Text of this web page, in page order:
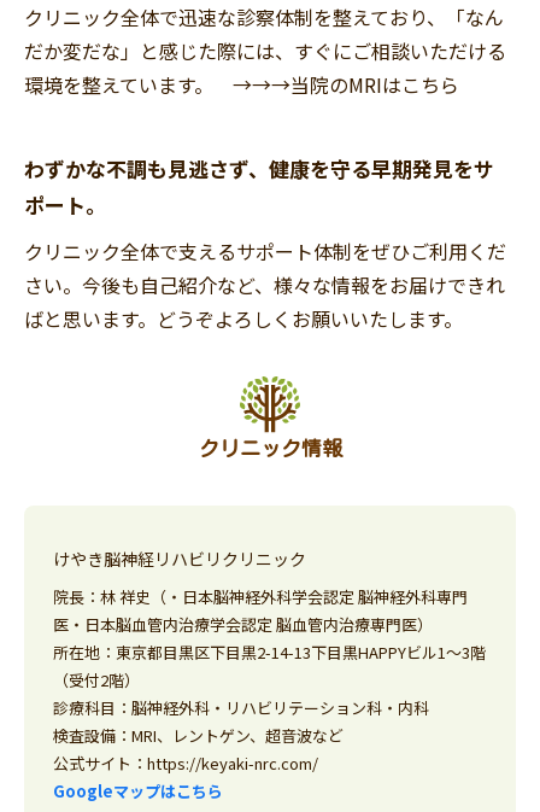
クリニック全体で迅速な診察体制を整えており、「なん
だか変だな」と感じた際には、すぐにご相談いただける
環境を整えています。 →→→当院のMRIはこちら
わずかな不調も見逃さず、健康を守る早期発見をサ
ポート。
クリニック全体で支えるサポート体制をぜひご利用くだ
さい。今後も自己紹介など、様々な情報をお届けできれ
ばと思います。どうぞよろしくお願いいたします。
クリニック情報
けやき脳神経リハビリクリニック
院長：林 祥史（・日本脳神経外科学会認定 脳神経外科専門
医・日本脳血管内治療学会認定 脳血管内治療専門医）
所在地：東京都目黒区下目黒2-14-13下目黒HAPPYビル1～3階
（受付2階）
診療科目：脳神経外科・リハビリテーション科・内科
検査設備：MRI、レントゲン、超音波など
公式サイト： https://keyaki-nrc.com/
Googleマップはこちら